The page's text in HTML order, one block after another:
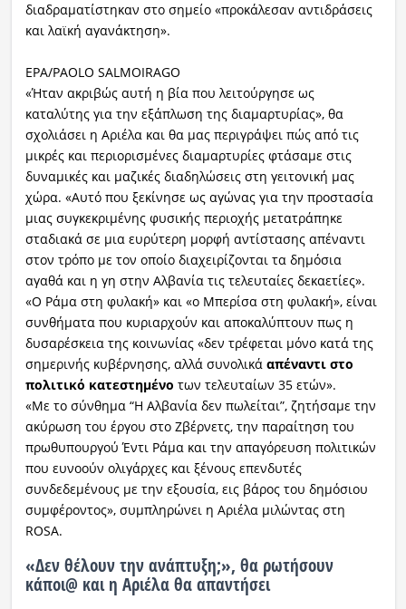
διαδραματίστηκαν στο σημείο «προκάλεσαν αντιδράσεις
και λαϊκή αγανάκτηση».
EPA/PAOLO SALMOIRAGO
«Ήταν ακριβώς αυτή η βία που λειτούργησε ως
καταλύτης για την εξάπλωση της διαμαρτυρίας», θα
σχολιάσει η Αριέλα και θα μας περιγράψει πώς από τις
μικρές και περιορισμένες διαμαρτυρίες φτάσαμε στις
δυναμικές και μαζικές διαδηλώσεις στη γειτονική μας
χώρα. «Αυτό που ξεκίνησε ως αγώνας για την προστασία
μιας συγκεκριμένης φυσικής περιοχής μετατράπηκε
σταδιακά σε μια ευρύτερη μορφή αντίστασης απέναντι
στον τρόπο με τον οποίο διαχειρίζονται τα δημόσια
αγαθά και η γη στην Αλβανία τις τελευταίες δεκαετίες».
«Ο Ράμα στη φυλακή» και «ο Μπερίσα στη φυλακή», είναι
συνθήματα που κυριαρχούν και αποκαλύπτουν πως η
δυσαρέσκεια της κοινωνίας «δεν τρέφεται μόνο κατά της
σημερινής κυβέρνησης, αλλά συνολικά απέναντι στο
πολιτικό κατεστημένο των τελευταίων 35 ετών».
«Με το σύνθημα “Η Αλβανία δεν πωλείται”, ζητήσαμε την
ακύρωση του έργου στο Ζβέρνετς, την παραίτηση του
πρωθυπουργού Έντι Ράμα και την απαγόρευση πολιτικών
που ευνοούν ολιγάρχες και ξένους επενδυτές
συνδεδεμένους με την εξουσία, εις βάρος του δημόσιου
συμφέροντος», συμπληρώνει η Αριέλα μιλώντας στη
ROSA.
«Δεν θέλουν την ανάπτυξη;», θα ρωτήσουν
κάποι@ και η Αριέλα θα απαντήσει